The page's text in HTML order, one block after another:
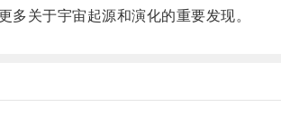
关于宇宙起源和演化的重要发现。